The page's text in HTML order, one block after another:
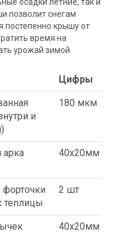
позволит снегам
постепенно крышу от
время на
урожай зимой.
Цифры
и
180 мкм
арка 40х20мм
теплицы
2 шт
40х20мм